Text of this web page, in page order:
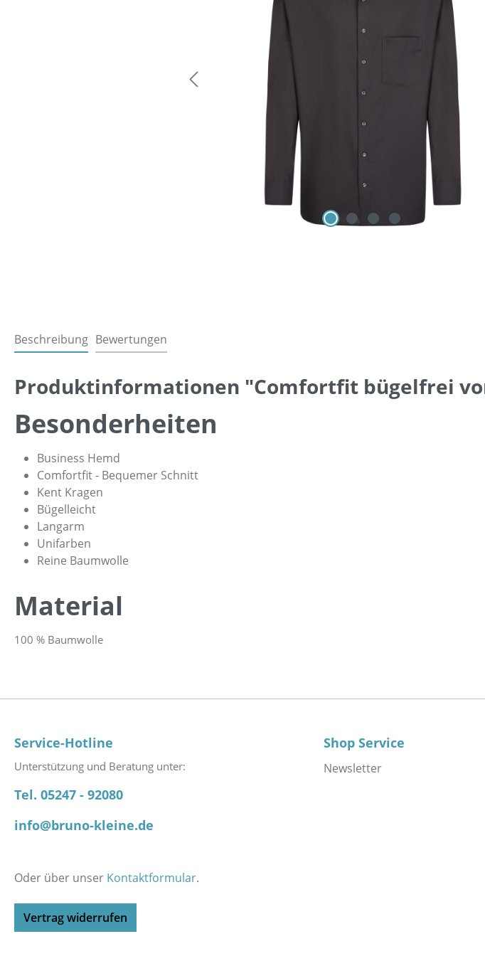
Beschreibung Bewertungen
Produktinformationen "Comfortfit bügelfrei
Besonderheiten
Business Hemd
Comfortfit - Bequemer Schnitt
Kent Kragen
Bügelleicht
Langarm
Unifarben
Reine Baumwolle
Material
100 % Baumwolle
Service-Hotline
Unterstützung und Beratung unter:
Tel. 05247 - 92080
info@bruno-kleine.de
Oder über unser Kontaktformular.
Vertrag widerrufen
Shop Service
Newsletter